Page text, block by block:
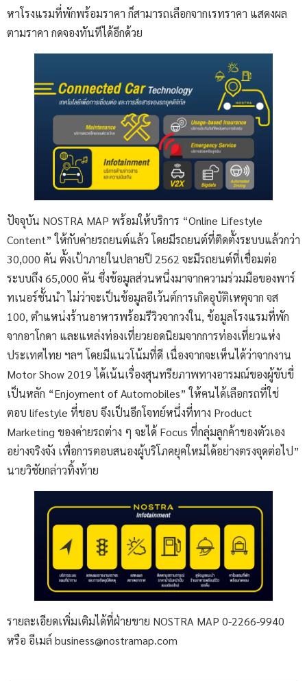
หาโรงแรมที่พักพร้อมราคา ก็สามารถเลือกจากเรทราคา แสดงผล
ตามราคา กดจองทันทีได้อีกด้วย
ปัจจุบัน NOSTRA MAP พร้อมให้บริการ “Online Lifestyle
Content” ให้กับค่ายรถยนต์แล้ว โดยมีรถยนต์ที่ติดตั้งระบบแล้วกว่า
30,000 คัน ตั้งเป้าภายในปลายปี 2562 จะมีรถยนต์ที่เชื่อมต่อ
ระบบถึง 65,000 คัน ซึ่งข้อมูลส่วนหนึ่งมาจากความร่วมมือของพาร์
ทเนอร์ชั้นนำ ไม่ว่าจะเป็นข้อมูลอีเว้นต์การเกิดอุบัติเหตุจาก จส
100, ตำแหน่งร้านอาหารพร้อมรีวิวจากวงใน, ข้อมูลโรงแรมที่พัก
จากอาโกดา และแหล่งท่องเที่ยวยอดนิยมจากการท่องเที่ยวแห่ง
ประเทศไทย ฯลฯ โดยมีแนวโน้มที่ดี เนื่องจากจะเห็นได้ว่าจากงาน
Motor Show 2019 ได้เน้นเรื่องสุนทรียภาพทางอารมณ์ของผู้ขับขี่
เป็นหลัก “Enjoyment of Automobiles” ให้คนได้เลือกรถที่ใช่
ตอบ lifestyle ที่ชอบ จึงเป็นอีกโจทย์หนึ่งที่ทาง Product
Marketing ของค่ายรถต่าง ๆ จะได้ Focus ที่กลุ่มลูกค้าของตัวเอง
อย่างจริงจัง เพื่อการตอบสนองผู้บริโภคยุคใหม่ได้อย่างตรงจุดต่อไป”
นายวิชัยกล่าวทิ้งท้าย
รายละเอียดเพิ่มเติมได้ที่ฝ่ายขาย NOSTRA MAP 0-2266-9940
หรือ อีเมล์ business@nostramap.com